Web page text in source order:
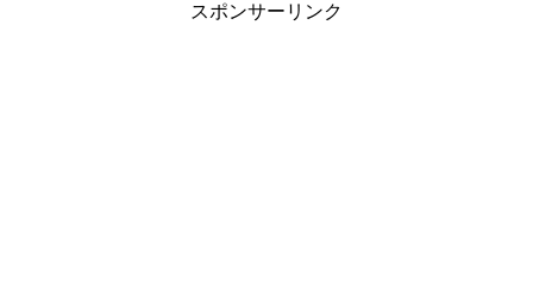
スポンサーリンク